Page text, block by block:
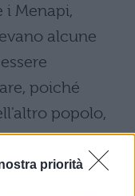
priorità
i Menapi,
alcune
poiché
popolo,
con un
raccolta